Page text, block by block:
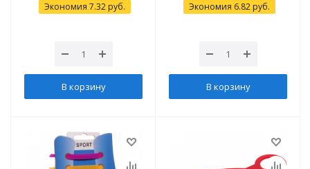
Экономия 7.32руб.
В корзину
Экономия 6.82руб.
В корзину